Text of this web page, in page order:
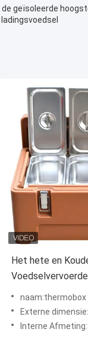
de geïsoleerde
Het hete en
naam:thermobox
Externe
Interne